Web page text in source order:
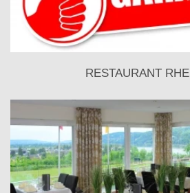
RESTAURANT